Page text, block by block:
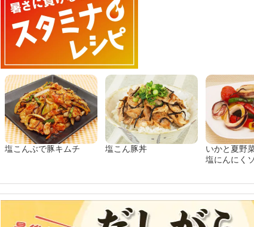
塩こんぶで豚キムチ 塩こん豚丼
いかと夏野
塩にんにく